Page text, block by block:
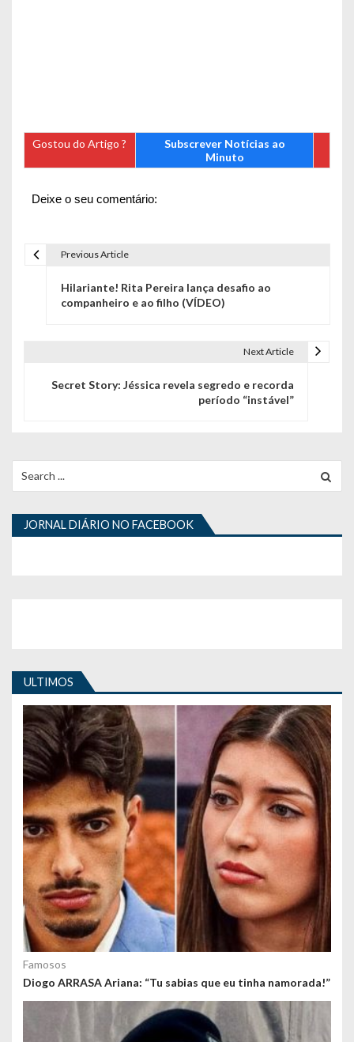
Gostou do Artigo ?
Subscrever Notícias ao
Minuto
Deixe o seu comentário:
ã
o
d
i
g
o
s
Previous Article
Hilariante! Rita Pereira lança desafio ao
companheiro e ao filho (VÍDEO)
Next Article
Secret Story: Jéssica revela segredo e recorda
período “instável”
for:
JORNAL DIÁRIO NO FACEBOOK
ULTIMOS
Famosos
Diogo ARRASA Ariana: “Tu sabias que eu tinha namorada!”